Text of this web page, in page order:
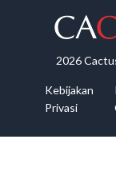
2026
Kebijakan
Privasi